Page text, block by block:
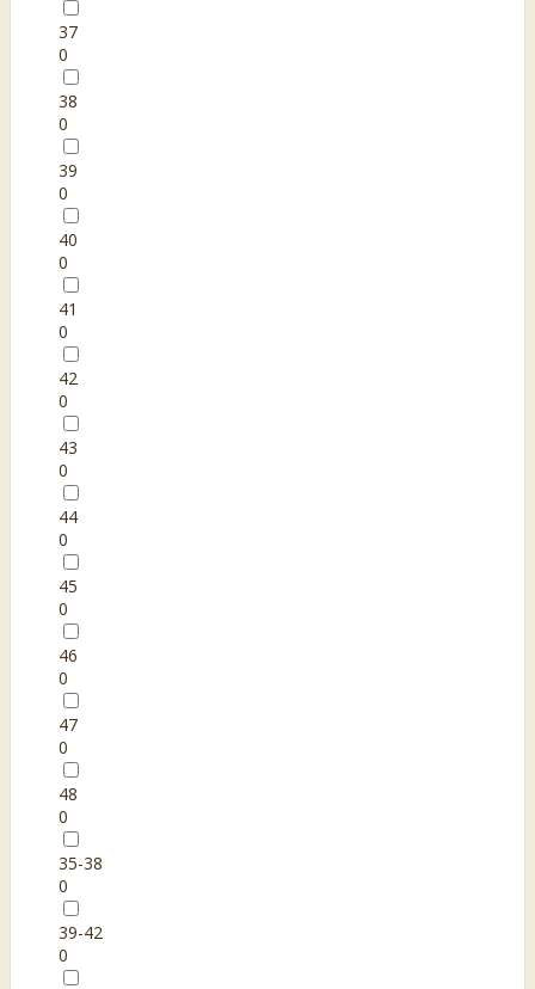
37
0
38
0
39
0
40
0
41
0
42
0
43
0
44
0
45
0
46
0
47
0
48
0
35-38
0
39-42
0